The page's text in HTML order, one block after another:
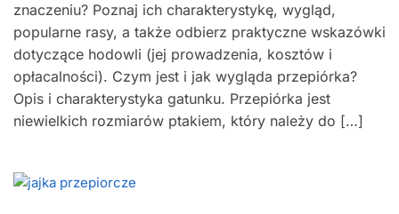
znaczeniu? Poznaj ich charakterystykę, wygląd,
popularne rasy, a także odbierz praktyczne wskazówki
dotyczące hodowli (jej prowadzenia, kosztów i
opłacalności). Czym jest i jak wygląda przepiórka?
Opis i charakterystyka gatunku. Przepiórka jest
niewielkich rozmiarów ptakiem, który należy do […]